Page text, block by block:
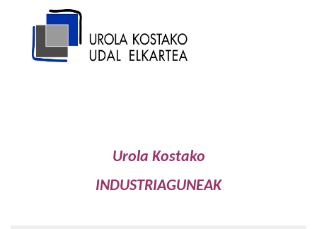
Pasar al contenido principal
Urola Kostako
INDUSTRIAGUNEAK